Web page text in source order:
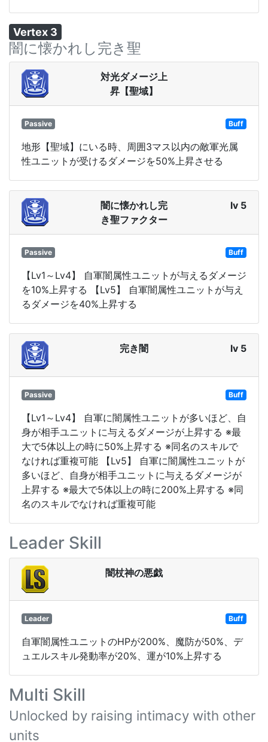
Vertex 3
闇に懐かれし完き聖
対光ダメージ上
昇【聖域】
Passive Buff
地形【聖域】にいる時、周囲3マス以内の敵軍光属
性ユニットが受けるダメージを50%上昇させる
闇に懐かれし完
き聖ファクター
lv 5
Passive Buff
【Lv1～Lv4】 自軍闇属性ユニットが与えるダメージ
を10%上昇する 【Lv5】 自軍闇属性ユニットが与え
るダメージを40%上昇する
完き闇 lv 5
Passive Buff
【Lv1～Lv4】 自軍に闇属性ユニットが多いほど、自
身が相手ユニットに与えるダメージが上昇する ※最
大で5体以上の時に50%上昇する ※同名のスキルで
なければ重複可能 【Lv5】 自軍に闇属性ユニットが
多いほど、自身が相手ユニットに与えるダメージが
上昇する ※最大で5体以上の時に200%上昇する ※同
名のスキルでなければ重複可能
Leader Skill
闇杖神の悪戯
Leader Buff
自軍闇属性ユニットのHPが200%、魔防が50%、デ
ュエルスキル発動率が20%、運が10%上昇する
Multi Skill
Unlocked by raising intimacy with other
units